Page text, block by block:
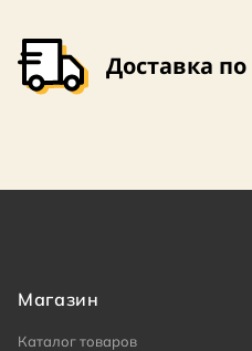
Доставка
Магазин
Каталог товаров